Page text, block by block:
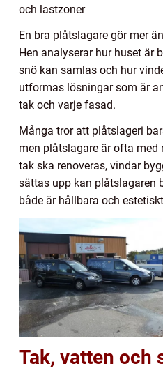
och lastzoner
En bra plåtslagare gör mer
Hen analyserar hur huset är
snö kan samlas och hur
utformas lösningar som är
tak och varje fasad.
Många tror att plåtslageri
men plåtslagare är ofta med
tak ska renoveras, vindar
sättas upp kan plåtslagaren
både är hållbara och
Tak, vatten och